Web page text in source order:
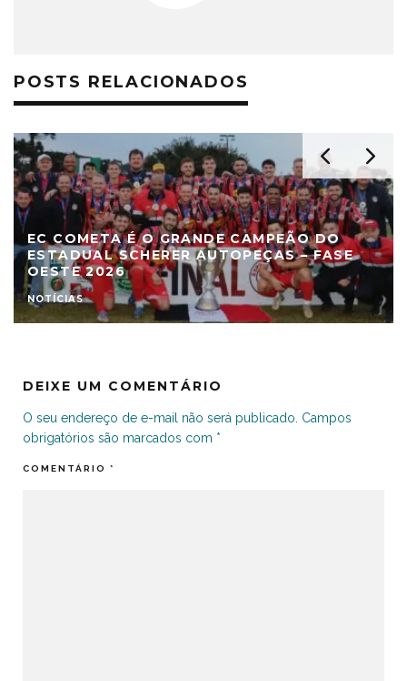
POSTS RELACIONADOS
EC COMETA É O GRANDE CAMPEÃO DO
ESTADUAL SCHERER AUTOPEÇAS – FASE
OESTE 2026
NOTÍCIAS
DEIXE UM COMENTÁRIO
O seu endereço de e-mail não será publicado. Campos
obrigatórios são marcados com *
COMENTÁRIO *